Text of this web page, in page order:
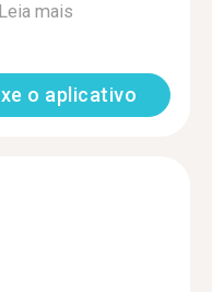
Leia mais
o aplicativo